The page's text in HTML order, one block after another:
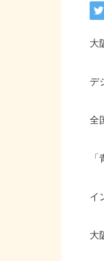
大
デ
全
イ
大